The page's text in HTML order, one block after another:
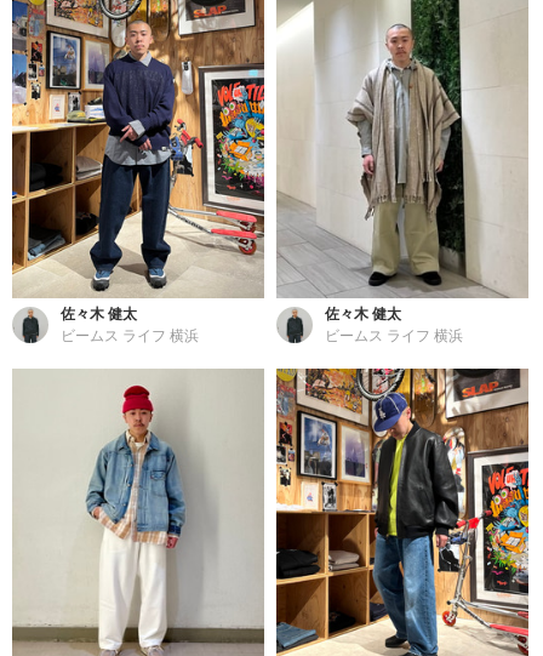
佐々木 健太
ビームス ライフ 横浜
佐々木 健太
ビームス ライフ 横浜